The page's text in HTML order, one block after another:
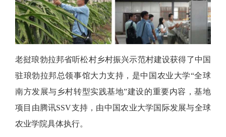
老挝琅勃拉邦省听松村乡村振兴示范村建设获得了中国
驻琅勃拉邦总领事馆大力支持，是中国农业大学“全球
南方发展与乡村转型实践基地”建设的重要内容，基地
项目由腾讯SSV支持，由中国农业大学国际发展与全球
农业学院具体执行。